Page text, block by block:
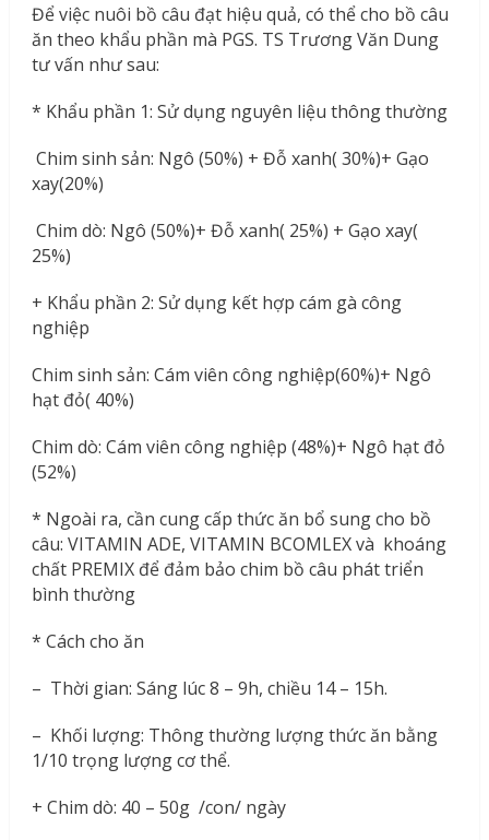
Để việc nuôi bồ câu đạt hiệu quả, có thể cho bồ câu
ăn theo khẩu phần mà PGS. TS Trương Văn Dung
tư vấn như sau:
* Khẩu phần 1: Sử dụng nguyên liệu thông thường
Chim sinh sản: Ngô (50%) + Đỗ xanh( 30%)+ Gạo
xay(20%)
Chim dò: Ngô (50%)+ Đỗ xanh( 25%) + Gạo xay(
25%)
+ Khẩu phần 2: Sử dụng kết hợp cám gà công
nghiệp
Chim sinh sản: Cám viên công nghiệp(60%)+ Ngô
hạt đỏ( 40%)
Chim dò: Cám viên công nghiệp (48%)+ Ngô hạt đỏ
(52%)
* Ngoài ra, cần cung cấp thức ăn bổ sung cho bồ
câu: VITAMIN ADE, VITAMIN BCOMLEX và khoáng
chất PREMIX để đảm bảo chim bồ câu phát triển
bình thường
* Cách cho ăn
– Thời gian: Sáng lúc 8 – 9h, chiều 14 – 15h.
– Khối lượng: Thông thường lượng thức ăn bằng
1/10 trọng lượng cơ thể.
+ Chim dò: 40 – 50g /con/ ngày